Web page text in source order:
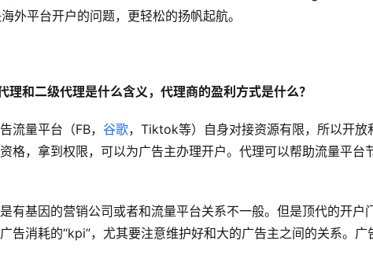
平台开户的问题，更轻松的扬帆起航。
和二级代理是什么含义，代理商的盈利方式是什么？
流量平台（FB， 谷歌，Tiktok等）自身对接资源有限，所以开放
格，拿到权限，可以为广告主办理开户。代理可以帮助流量平台
有基因的营销公司或者和流量平台关系不一般。但是顶代的开户
告消耗的“kpi”，尤其要注意维护好和大的广告主之间的关系。广